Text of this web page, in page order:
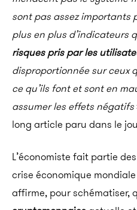
sont pas assez importants
plus en plus d’indicateurs
risques pris par les
disproportionnée sur ceux
ce qu’ils font et sont en
assumer les effets négatifs
long article paru dans le
L’économiste fait partie
crise économique
affirme, pour schématiser,